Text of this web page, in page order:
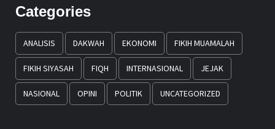
Categories
ANALISIS DAKWAH EKONOMI FIKIH MUAMALAH
FIKIH SIYASAH FIQH INTERNASIONAL JEJAK
NASIONAL OPINI POLITIK UNCATEGORIZED